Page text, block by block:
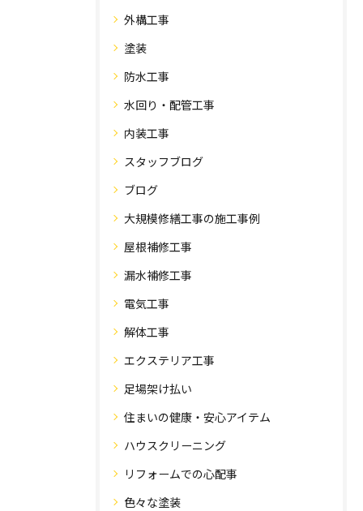
外構工事
塗装
防水工事
水回り・配管工事
内装工事
スタッフブログ
ブログ
大規模修繕工事の施工事例
屋根補修工事
漏水補修工事
電気工事
解体工事
エクステリア工事
足場架け払い
住まいの健康・安心アイテム
ハウスクリーニング
リフォームでの心配事
色々な塗装